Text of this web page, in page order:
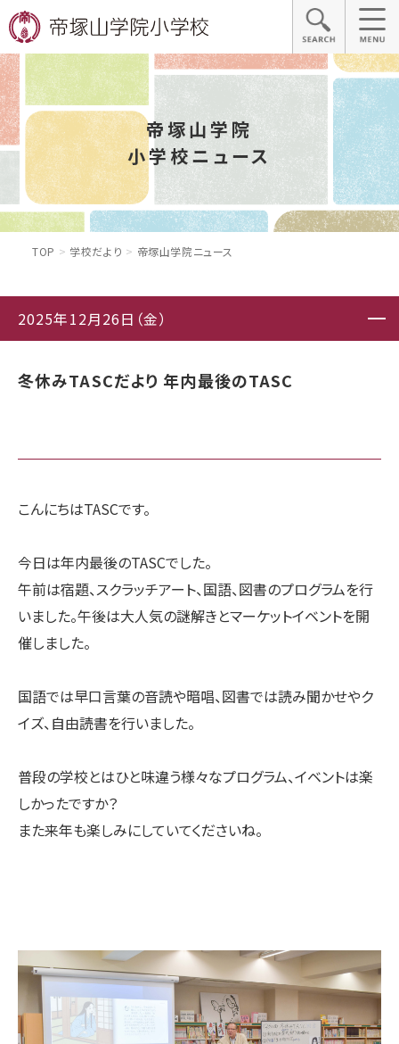
帝塚山学院
小学校ニュース
TOP 学校だより 帝塚山学院ニュース
2025年12月26日（金）
冬休みTASCだより 年内最後のTASC
こんにちはTASCです。
今日は年内最後のTASCでした。
午前は宿題、スクラッチアート、国語、図書のプログラムを行
いました。午後は大人気の謎解きとマーケットイベントを開
催しました。
国語では早口言葉の音読や暗唱、図書では読み聞かせやク
イズ、自由読書を行いました。
普段の学校とはひと味違う様々なプログラム、イベントは楽
しかったですか？
また来年も楽しみにしていてくださいね。